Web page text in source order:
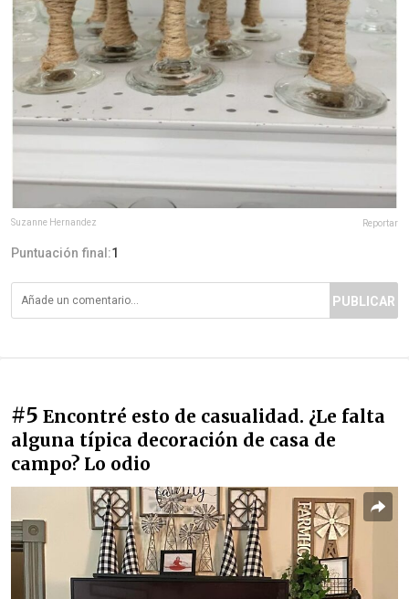
Suzanne Hernandez Reportar
Puntuación final:1
PUBLICAR
#5 Encontré esto de casualidad. ¿Le falta
alguna típica decoración de casa de
campo? Lo odio